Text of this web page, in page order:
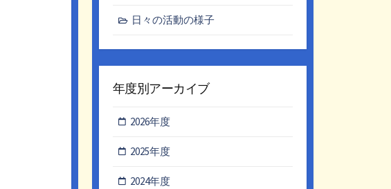
日々の活動の様子
年度別アーカイブ
2026年度
2025年度
2024年度